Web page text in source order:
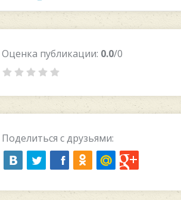
Оценка публикации: 0.0/0
Поделиться с друзьями: